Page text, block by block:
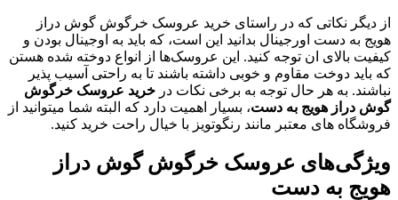
از دیگر نکاتی که در راستای خرید عروسک خرگوش گوش دراز
هویج به دست اورجینال بدانید این است، که باید به اوجینال بودن و
کیفیت بالای ان توجه کنید. این عروسک‌ها از انواع دوخته شده هستن
که باید دوخت مقاوم و خوبی داشته باشند تا به راحتی آسیب پذیر
نباشند. به هر حال توجه به برخی نکات در خرید عروسک خرگوش
گوش دراز هویج به دست، بسیار اهمیت دارد که البته شما میتوانید از
فروشگاه های معتبر مانند رنگوتویز با خیال راحت خرید کنید.
ویژگی‌های عروسک خرگوش گوش دراز
هویج به دست